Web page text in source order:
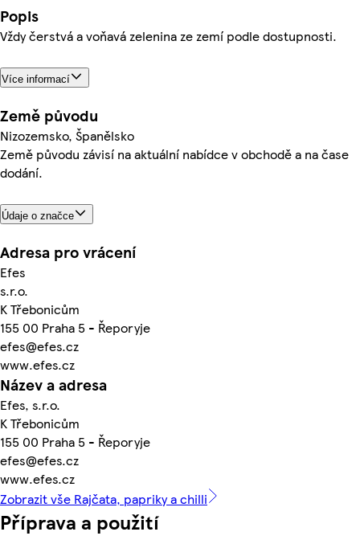
Popis
Vždy čerstvá a voňavá zelenina ze zemí podle dostupnosti.
Více informací
Země původu
Nizozemsko, Španělsko
Země původu závisí na aktuální nabídce v obchodě a na čase
dodání.
Údaje o značce
Adresa pro vrácení
Efes
s.r.o.
K Třebonicům
155 00 Praha 5 - Řeporyje
efes@efes.cz
www.efes.cz
Název a adresa
Efes, s.r.o.
K Třebonicům
155 00 Praha 5 - Řeporyje
efes@efes.cz
www.efes.cz
Zobrazit vše Rajčata, papriky a chilli
Příprava a použití